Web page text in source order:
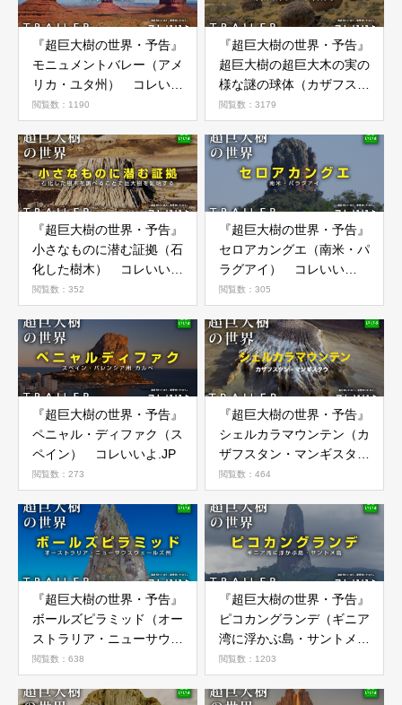
『超巨大樹の世界・予告』
モニュメントバレー（アメ
リカ・ユタ州） コレいい
よ.JP
閲覧数：1190
『超巨大樹の世界・予告』
超巨大樹の超巨大木の実の
様な謎の球体（カザフスタ
ン・マンギスタウ） コレ
いいよ.JP
閲覧数：3179
『超巨大樹の世界・予告』
小さなものに潜む証拠（石
化した樹木） コレいい
よ.JP
閲覧数：352
『超巨大樹の世界・予告』
セロアカングエ（南米・パ
ラグアイ） コレいい
よ.JP
閲覧数：305
『超巨大樹の世界・予告』
ペニャル・ディファク（ス
ペイン） コレいいよ.JP
閲覧数：273
『超巨大樹の世界・予告』
シェルカラマウンテン（カ
ザフスタン・マンギスタ
ウ） コレいいよ.JP
閲覧数：464
『超巨大樹の世界・予告』
ボールズピラミッド（オー
ストラリア・ニューサウス
ウェールズ州） コレいい
よ.JP
閲覧数：638
『超巨大樹の世界・予告』
ピコカングランデ（ギニア
湾に浮かぶ島・サントメ
島） コレいいよ.JP
閲覧数：1203